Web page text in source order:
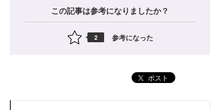
この記事は参考になりましたか？
2 参考になった
ポスト